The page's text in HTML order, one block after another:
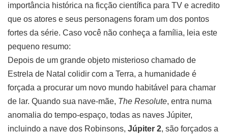
importância histórica na ficção científica para TV e acredito
que os atores e seus personagens foram um dos pontos
fortes da série. Caso você não conheça a família, leia este
pequeno resumo:
Depois de um grande objeto misterioso chamado de
Estrela de Natal colidir com a Terra, a humanidade é
forçada a procurar um novo mundo habitável para chamar
de lar. Quando sua nave-mãe, The Resolute, entra numa
anomalia do tempo-espaço, todas as naves Júpiter,
incluindo a nave dos Robinsons, Júpiter 2, são forçados a